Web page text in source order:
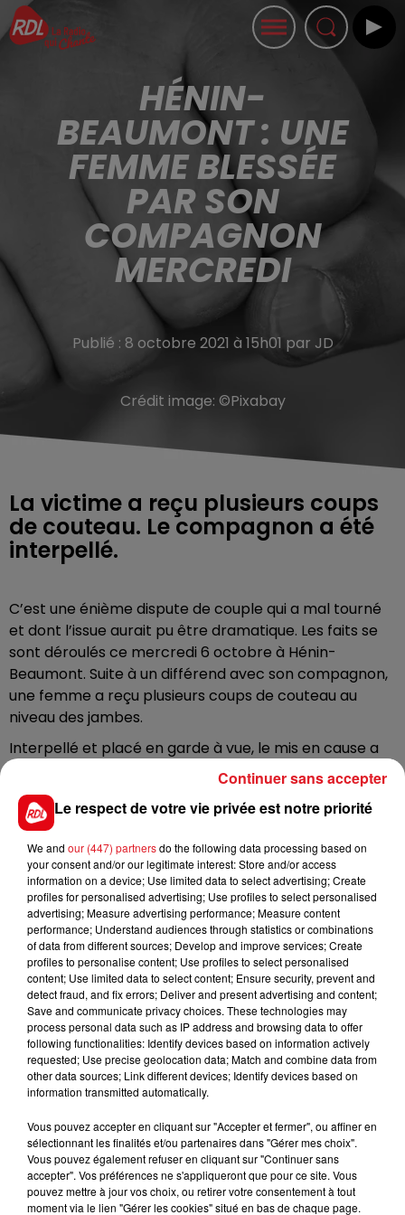
HÉNIN-
BEAUMONT : UNE
FEMME BLESSÉE
PAR SON
COMPAGNON
MERCREDI
Publié : 8 octobre 2021 à 15h01 par JD
Crédit image: ©Pixabay
La victime a reçu plusieurs coups
de couteau. Le compagnon a été
interpellé.
C’est une énième dispute de couple qui a mal tourné
et dont l’issue aurait pu être dramatique. Les faits se
sont déroulés ce mercredi 6 octobre à Hénin-
Beaumont. Suite à un différend avec son compagnon,
une femme a reçu plusieurs coups de couteau au
niveau des jambes.
Interpellé et placé en garde à vue, le mis en cause a
déclaré qu’il avait agi sous l’effet de l’alcool. Il est
vendredi au tribunal judiciaire de Béthune ce vendredi.
FIL D'ACTUS
15 juillet 2026
BÉTHUNE: ENQUÊTE POUR HOMICIDE
VOLONTAIRE EN COURS, APRÈS LA...
Selon les premiers éléments, le logement servait
à des prostituées
Le respect de votre vie privée est notre priorité
We and our (447) partnersdo the following data processing based on
your consent and/or our legitimate interest: Store and/or access
information on a device; Use limited data to select advertising; Create
profiles for personalised advertising; Use profiles to select personalised
advertising; Measure advertising performance; Measure content
performance; Understand audiences through statistics or combinations
of data from different sources; Develop and improve services; Create
profiles to personalise content; Use profiles to select personalised
content; Use limited data to select content; Ensure security, prevent and
detect fraud, and fix errors; Deliver and present advertising and content;
Save and communicate privacy choices. These technologies may
process personal data such as IP address and browsing data to offer
following functionalities: Identify devices based on information actively
requested; Use precise geolocation data; Match and combine data from
other data sources; Link different devices; Identify devices based on
information transmitted automatically.
Vous pouvez accepter en cliquant sur "Accepter et fermer", ou affiner en
sélectionnant les finalités et/ou partenaires dans "Gérer mes choix".
Vous pouvez également refuser en cliquant sur "Continuer sans
accepter". Vos préférences ne s'appliqueront que pour ce site. Vous
pouvez mettre à jour vos choix, ou retirer votre consentement à tout
moment via le lien "Gérer les cookies" situé en bas de chaque page.
Continuer sans accepter